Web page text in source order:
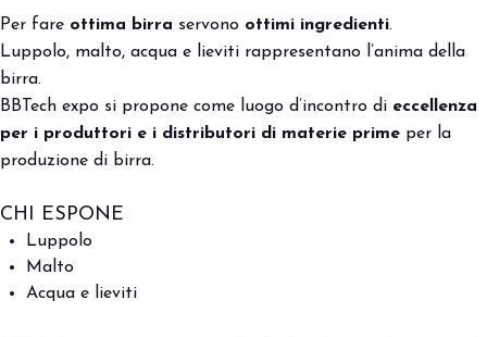
Per fare ottima birra servono ottimi ingredienti.
Luppolo, malto, acqua e lieviti rappresentano l’anima della
birra.
BBTech expo si propone come luogo d’incontro di eccellenza
per i produttori e i distributori di materie prime per la
produzione di birra.
CHI ESPONE
Luppolo
Malto
Acqua e lieviti